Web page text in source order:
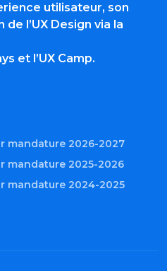
utilisateur, son
l’UX Design via la
et l’UX Camp.
mandature 2026-2027
mandature 2025-2026
mandature 2024-2025